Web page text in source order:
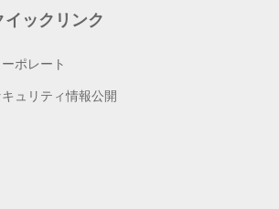
イックリンク
ーポレート
キュリティ情報公開